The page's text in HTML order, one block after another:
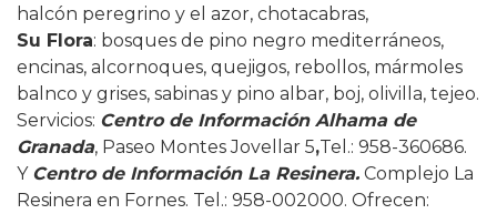
halcón peregrino y el azor, chotacabras,
Su Flora: bosques de pino negro mediterráneos,
encinas, alcornoques, quejigos, rebollos, mármoles
balnco y grises, sabinas y pino albar, boj, olivilla, tejeo.
Servicios: Centro de Información Alhama de
Granada, Paseo Montes Jovellar 5,Tel.: 958-360686.
Y Centro de Información La Resinera. Complejo La
Resinera en Fornes. Tel.: 958-002000. Ofrecen: